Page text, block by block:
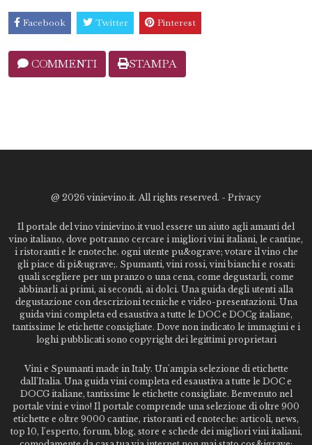
Facebook Twitter Pinterest
COMMENTI STAMPA
@ 2026 vinievino.it. All rights reserved. - Privacy
Il portale del vino vinievino.it vuol essere un aiuto agli amanti del
vino italiano, dove potranno cercare i migliori vini italiani, le cantine,
i ristoranti e le enoteche. ogni utente pu&ograve; votare il vino che
gli piace di pi&ugrave;. Spumanti, vini rossi, vini bianchi e rosati:
quali scegliere per un pranzo o una cena, come degustarli, come
abbinarli ai primi, ai secondi, ai dolci. Una guida degli utenti alla
degustazione con descrizioni tecniche e video-presentazioni. Una
guida vini completa ed esaustiva a tutte le DOC e DOCg italiane,
tantissime le etichette consigliate. Dove non indicato le immagini e i
loghi pubblicati sono copyright dei legittimi proprietari
Vini e Spumanti made in Italy. Un'ampia selezione di etichette
dall'Italia. Una guida vini completa ed esaustiva a tutte le DOC e
DOCG italiane, tantissime le etichette consigliate. Benvenuto nel
portale vini e vino! Il portale comprende una selezione di oltre 900
etichette e oltre 9000 cantine, ristoranti ed enoteche: articoli, news,
top 10, l'esperto, forum, blog, store e schede dei migliori vini italiani,